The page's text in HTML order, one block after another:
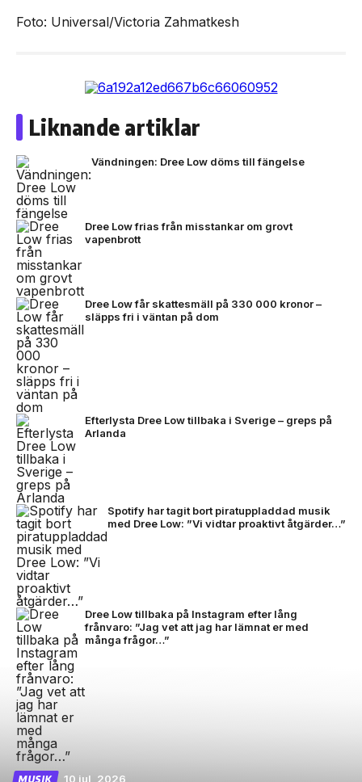
Foto: Universal/Victoria Zahmatkesh
Liknande artiklar
Vändningen: Dree Low döms till fängelse
Dree Low frias från misstankar om grovt
vapenbrott
Dree Low får skattesmäll på 330 000 kronor –
släpps fri i väntan på dom
Efterlysta Dree Low tillbaka i Sverige – greps på
Arlanda
Spotify har tagit bort piratuppladdad musik
med Dree Low: ”Vi vidtar proaktivt åtgärder…”
Dree Low tillbaka på Instagram efter lång
frånvaro: ”Jag vet att jag har lämnat er med
många frågor…”
MUSIK 10 jul, 2026